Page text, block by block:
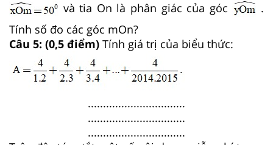
và tia On là phân giác của góc
.
Tính số đo các góc mOn?
Câu 5: (0,5 điểm) Tính giá trị của biểu thức:
................................
................................
................................